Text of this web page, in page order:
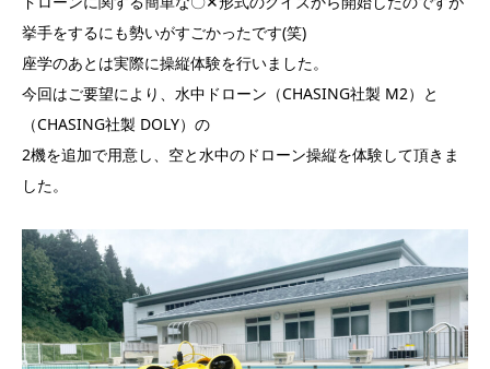
挙手をするにも勢いがすごかったです(笑)
座学のあとは実際に操縦体験を行いました。
今回はご要望により、水中ドローン（CHASING社製 M2）と
（CHASING社製 DOLY）の
2機を追加で用意し、空と水中のドローン操縦を体験して頂きま
した。